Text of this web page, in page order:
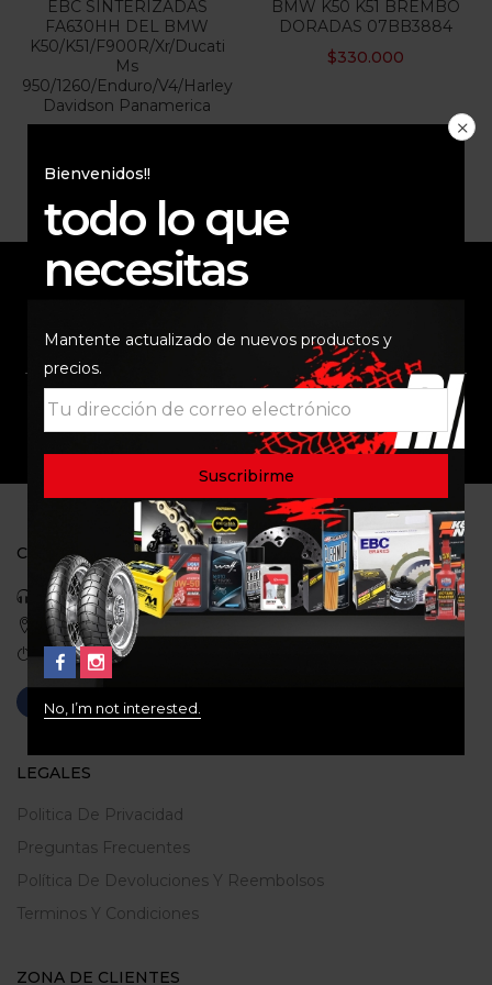
Categorias
EBC SINTERIZADAS
FA630HH DEL BMW
K50/K51/F900R/Xr/Ducati
Ms
950/1260/Enduro/V4/Harley
Davidson Panamerica
BMW K50 K51 BREMBO
DORADAS 07BB3884
$330.000
Bienvenidos!!
todo lo que
necesitas
Mantente actualizado de nuevos productos y
precios.
No, I’m not interested.
SEGURO
SOPORTE COMUNIDAD
CONTACTO
Celular: 3113422933
Medellin, Colombia
Correo: gerencia@ridershouse.co
LEGALES
Politica De Privacidad
Preguntas Frecuentes
Política De Devoluciones Y Reembolsos
Terminos Y Condiciones
ZONA DE CLIENTES